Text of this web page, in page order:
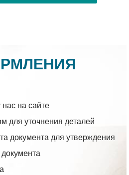
нас на сайте
для уточнения деталей
документа для утверждения